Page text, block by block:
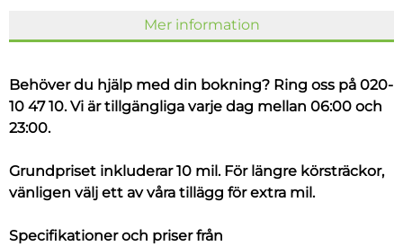
Mer information
Behöver du hjälp med din bokning? Ring oss på 020-
10 47 10. Vi är tillgängliga varje dag mellan 06:00 och
23:00.
Grundpriset inkluderar 10 mil. För längre körsträckor,
vänligen välj ett av våra tillägg för extra mil.
Specifikationer och priser från